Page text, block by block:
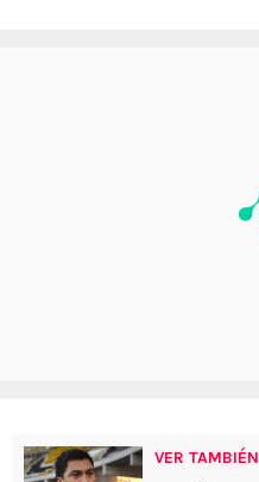
VER TAMBIÉN